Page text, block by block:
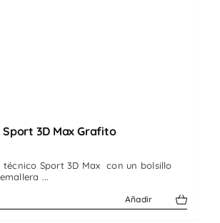
Sport 3D Max Grafito
técnico Sport 3D Max con un bolsillo
...
Añadir